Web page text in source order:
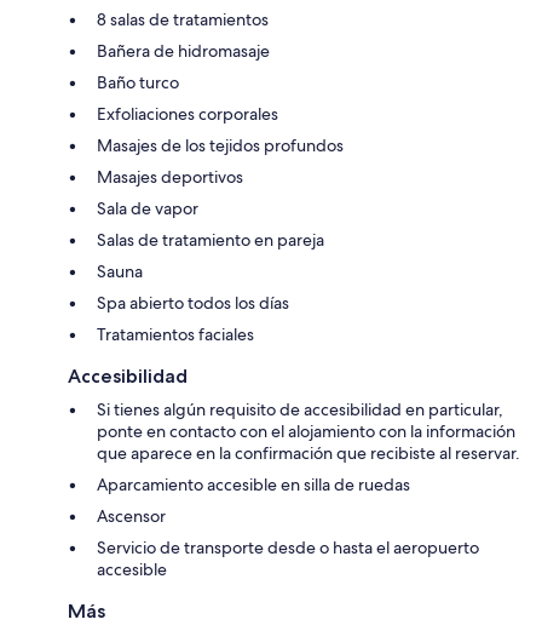
8 salas de tratamientos
Bañera de hidromasaje
Baño turco
Exfoliaciones corporales
Masajes de los tejidos profundos
Masajes deportivos
Sala de vapor
Salas de tratamiento en pareja
Sauna
Spa abierto todos los días
Tratamientos faciales
Accesibilidad
Si tienes algún requisito de accesibilidad en particular,
ponte en contacto con el alojamiento con la información
que aparece en la confirmación que recibiste al reservar.
Aparcamiento accesible en silla de ruedas
Ascensor
Servicio de transporte desde o hasta el aeropuerto
accesible
Más